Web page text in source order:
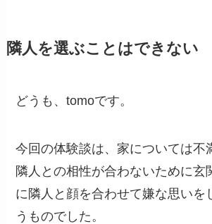
隣人を選ぶことはできない
どうも、tomoです。
今回の体験談は、家については不
隣人との相性が合わないために玄
に隣人と顔を合わせて嫌な思いを
うものでした。